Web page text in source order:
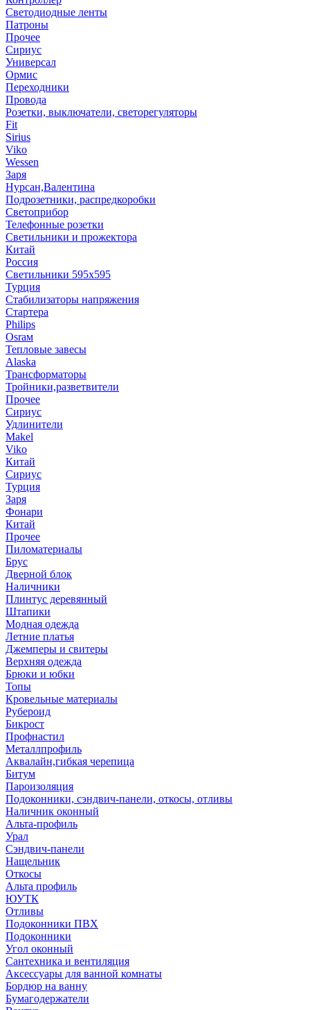
Светодиодные ленты
Патроны
Прочее
Сириус
Универсал
Ормис
Переходники
Провода
Розетки, выключатели, светорегуляторы
Fit
Sirius
Viko
Wessen
Заря
Нурсан,Валентина
Подрозетники, распредкоробки
Светоприбор
Телефонные розетки
Светильники и прожектора
Китай
Россия
Светильники 595х595
Турция
Стабилизаторы напряжения
Стартера
Philips
Оsrам
Тепловые завесы
Alaska
Трансформаторы
Тройники,разветвители
Прочее
Сириус
Удлинители
Makel
Viko
Китай
Сириус
Турция
Заря
Фонари
Китай
Прочее
Пиломатериалы
Брус
Дверной блок
Наличники
Плинтус деревянный
Штапики
Модная одежда
Летние платья
Джемперы и свитеры
Верхняя одежда
Брюки и юбки
Топы
Кровельные материалы
Рубероид
Бикрост
Профнастил
Металлпрофиль
Аквалайн,гибкая черепица
Битум
Пароизоляция
Подоконники, сэндвич-панели, откосы, отливы
Наличник оконный
Альта-профиль
Урал
Сэндвич-панели
Нащельник
Откосы
Альта профиль
ЮУТК
Отливы
Подоконники ПВХ
Подоконники
Угол оконный
Сантехника и вентиляция
Аксессуары для ванной комнаты
Бордюр на ванну
Бумагодержатели